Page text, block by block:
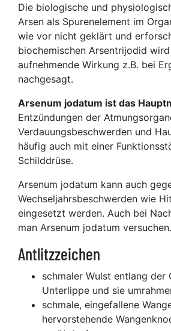
Die biologische und
Arsen als Spurenelement im
wie vor nicht geklärt und
biochemischen Arsentrijodid
aufnehmende Wirkung z.B. bei
nachgesagt.
Arsenum jodatum ist das
Entzündungen der
Verdauungsbeschwerden und
häufig auch mit einer
Schilddrüse.
Arsenum jodatum kann auch
Wechseljahrsbeschwerden wie
eingesetzt werden. Auch bei
man Arsenum jodatum versuchen.
Antlitzzeichen
schmaler Wulst entlang der
Unterlippe und sie
schmale, eingefallene
hervorstehende